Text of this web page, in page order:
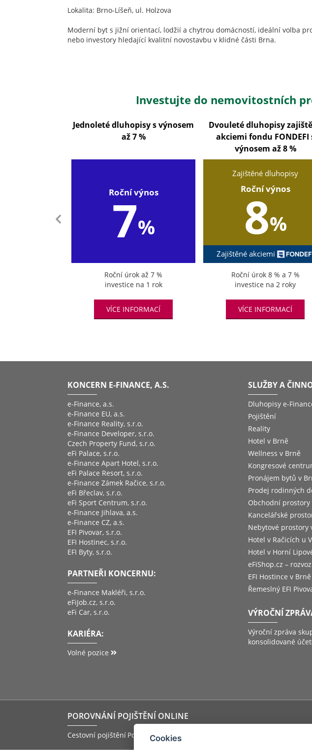
Lokalita: Brno-Líšeň, ul. Holzova
Moderní byt s jižní orientací, lodžií a chytrou domácností, ideální volba
nebo investory hledající kvalitní novostavbu v klidné části Brna.
Investujte do nemovitostních
Jednoleté dluhopisy s výnosem
až 7 %
Roční výnos
7%
Roční úrok až 7 %
investice na 1 rok
VÍCE INFORMACÍ
Dvouleté dluhopisy
akciemi fondu FONDEFI
výnosem až 8 %
Zajištěné dluhopisy
Roční výnos
8%
Zajištěné akciemi
Roční úrok 8 % a 7 %
investice na 2 roky
VÍCE INFORMACÍ
KONCERN E-FINANCE, A.S.
e-Finance, a.s.
e-Finance EU, a.s.
e-Finance Reality, s.r.o.
e-Finance Developer, s.r.o.
Czech Property Fund, s.r.o.
eFi Palace, s.r.o.
e-Finance Apart Hotel, s.r.o.
eFi Palace Resort, s.r.o.
e-Finance Zámek Račice, s.r.o.
eFi Břeclav, s.r.o.
eFi Sport Centrum, s.r.o.
e-Finance Jihlava, a.s.
e-Finance CZ, a.s.
EFI Pivovar, s.r.o.
EFI Hostinec, s.r.o.
EFI Byty, s.r.o.
PARTNEŘI KONCERNU:
e-Finance Makléři, s.r.o.
eFiJob.cz, s.r.o.
eFi Car, s.r.o.
KARIÉRA:
Volné pozice
SLUŽBY A
Dluhopisy e-
Pojištění
Reality
Hotel v Brně
Wellness v Brně
Kongresové
Pronájem bytů v
Prodej rodinných
Obchodní prostory
Kancelářské
Nebytové prostory
Hotel v Račicích u
Hotel v Horní
eFiShop.cz –
EFI Hostince v Brně
Řemeslný EFI
VÝROČNÍ
Výroční zpráva
konsolidované
POROVNÁNÍ POJIŠTĚNÍ ONLINE
Cestovní pojištění Pojištění storna zájezdu
Cookies